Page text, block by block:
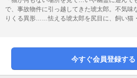
で、事故物件に引っ越してきた琥太郎。不気味
りくる異形……怯える琥太郎を尻目に、飼い猫
じゃれついて!? ペット可、猫好きの幽霊つき
今すぐ会員登録す